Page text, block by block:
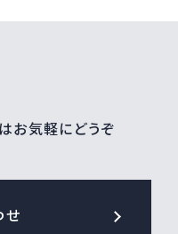
お気軽にどうぞ
せ